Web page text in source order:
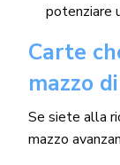
potenziare
Carte
mazzo
Se siete alla
mazzo